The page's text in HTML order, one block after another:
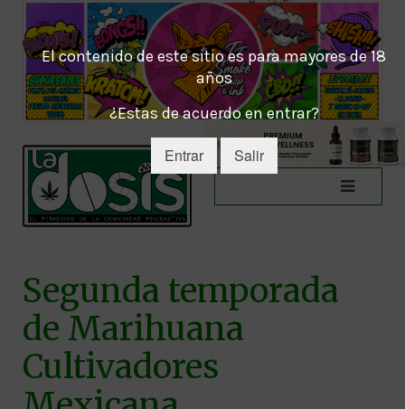
El contenido de este sitio es para mayores de 18
años
¿Estas de acuerdo en entrar?
Entrar Salir
Segunda temporada
de Marihuana
Cultivadores